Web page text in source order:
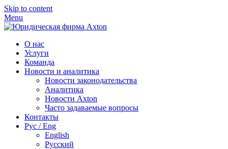
Skip to content
Menu
О нас
Услуги
Команда
Новости и аналитика
Новости законодательства
Аналитика
Новости Axton
Часто задаваемые вопросы
Контакты
Рус / Eng
English
Русский